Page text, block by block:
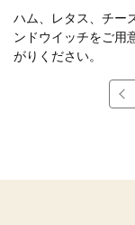
ハム、レタス、チー
ンドウイッチをご用
がりください。